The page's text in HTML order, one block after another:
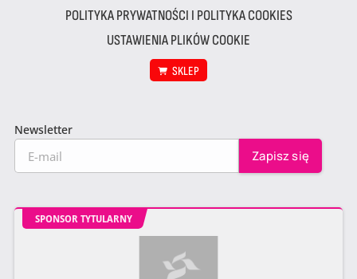
POLITYKA PRYWATNOŚCI I POLITYKA COOKIES
USTAWIENIA PLIKÓW COOKIE
SKLEP
Newsletter
SPONSOR TYTULARNY